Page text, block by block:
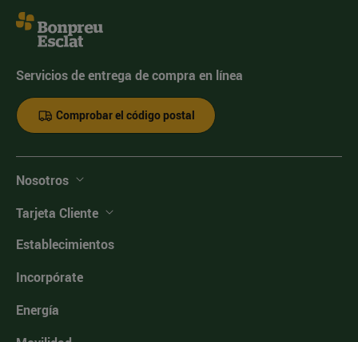
Servicios de entrega de compra en línea
Comprobar el código postal
Nosotros
Tarjeta Cliente
Establecimientos
Incorpórate
Energía